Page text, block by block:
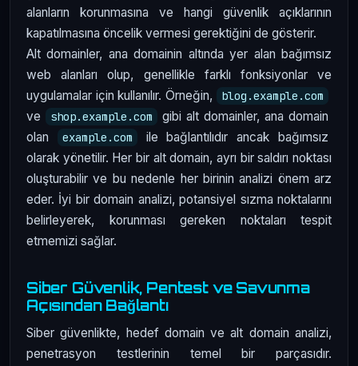
alanların korunmasına ve hangi güvenlik açıklarının
kapatılmasına öncelik vermesi gerektiğini de gösterir.
Alt domainler, ana domainin altında yer alan bağımsız
web alanları olup, genellikle farklı fonksiyonlar ve
uygulamalar için kullanılır. Örneğin,
blog.example.com
ve shop.example.com
gibi alt domainler, ana domain
olan
example.com
ile bağlantılıdır ancak bağımsız
olarak yönetilir. Her bir alt domain, ayrı bir saldırı noktası
oluşturabilir ve bu nedenle her birinin analizi önem arz
eder. İyi bir domain analizi, potansiyel sızma noktalarını
belirleyerek, korunması gereken noktaları tespit
etmemizi sağlar.
Siber Güvenlik, Pentest ve Savunma
Açısından Bağlantı
Siber güvenlikte, hedef domain ve alt domain analizi,
penetrasyon testlerinin temel bir parçasıdır.